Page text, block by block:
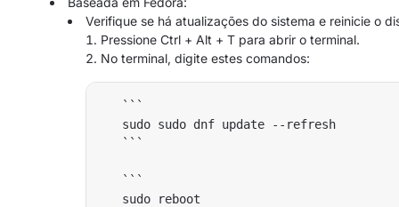
Verifique se há atualizações do sistema e reinicie o
Pressione Ctrl + Alt + T para abrir o terminal.
No terminal, digite estes comandos:
   ```
   sudo sudo dnf update --refresh
   ```
   ```
   sudo reboot